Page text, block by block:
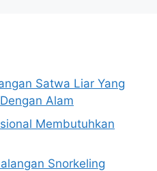
Satwa Liar Yang
Alam
Membutuhkan
Snorkeling